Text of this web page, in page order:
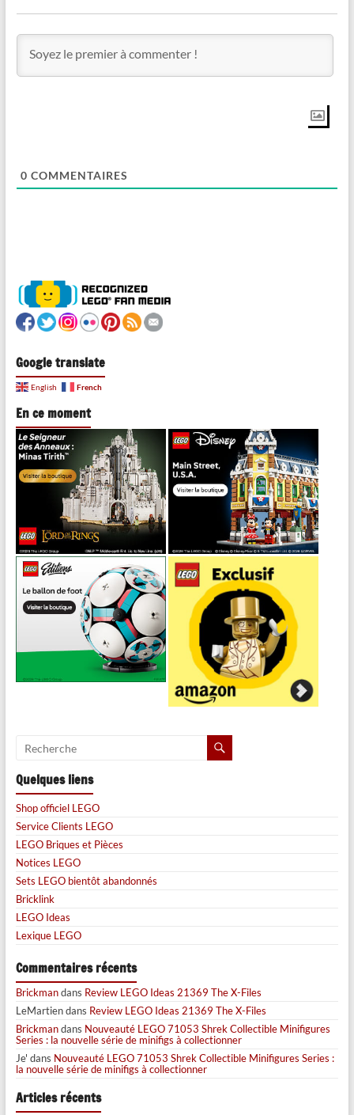
0 COMMENTAIRES
Google translate
English French
En ce moment
Quelques liens
Shop officiel LEGO
Service Clients LEGO
LEGO Briques et Pièces
Notices LEGO
Sets LEGO bientôt abandonnés
Bricklink
LEGO Ideas
Lexique LEGO
Commentaires récents
Brickmandans Review LEGO Ideas 21369 The X-Files
LeMartiendans Review LEGO Ideas 21369 The X-Files
Brickmandans Nouveauté LEGO 71053 Shrek Collectible Minifigures
Series : la nouvelle série de minifigs à collectionner
Je' dans Nouveauté LEGO 71053 Shrek Collectible Minifigures Series :
la nouvelle série de minifigs à collectionner
Articles récents